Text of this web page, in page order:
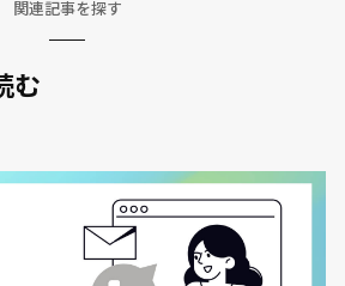
関連記事を探す
む